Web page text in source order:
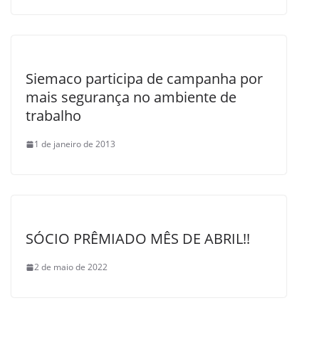
Siemaco participa de campanha por
mais segurança no ambiente de
trabalho
1 de janeiro de 2013
SÓCIO PRÊMIADO MÊS DE ABRIL!!
2 de maio de 2022